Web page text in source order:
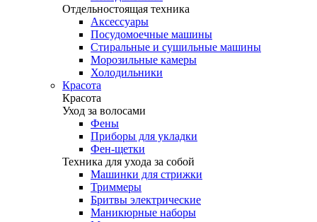
Отдельностоящая техника
Аксессуары
Посудомоечные машины
Стиральные и сушильные машины
Морозильные камеры
Холодильники
Красота
Красота
Уход за волосами
Фены
Приборы для укладки
Фен-щетки
Техника для ухода за собой
Машинки для стрижки
Триммеры
Бритвы электрические
Маникюрные наборы